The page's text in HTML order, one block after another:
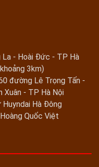
- Hoài Đức - TP Hà
3km)
đường Lê Trọng Tấn -
Xuân - TP Hà Nội
Huyndai Hà Đông
Quốc Việt